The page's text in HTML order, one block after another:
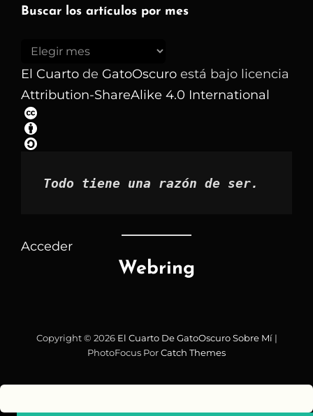
Buscar los artículos por mes
Buscar
los
artículos
por
mes
El Cuarto de GatoOscuro está bajo licencia
Attribution-ShareAlike 4.0 International
Todo tiene una razón de ser.
Acceder
Webring
Copyright © 2026 El Cuarto De GatoOscuro Sobre Mí|
PhotoFocus PorCatch Themes